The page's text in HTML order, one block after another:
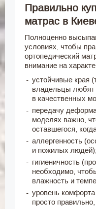
Правильно
матрас в
Полноценно
условиях, чтобы
ортопедический
внимание на
устойчивые края
владельцы любят
в качественных
передачу
моделях важно,
оставшегося,
аллергенность
и пожилых людей);
гигиеничность
необходимо,
влажность и
уровень
просто